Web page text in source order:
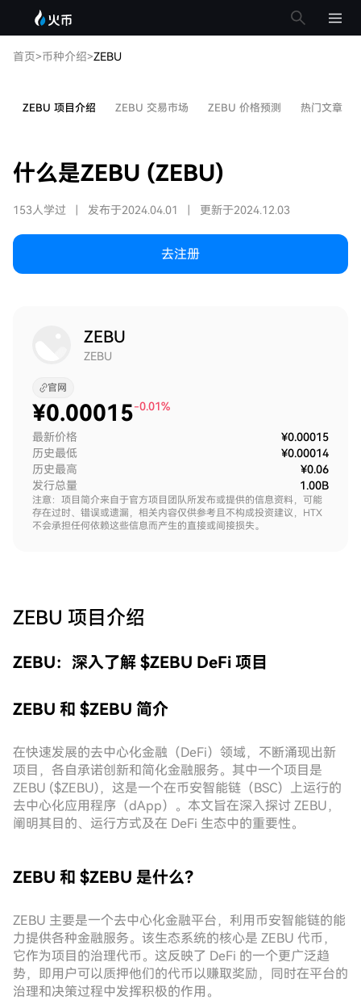
首页>币种介绍>ZEBU
ZEBU 项目介绍 ZEBU 交易市场 ZEBU 价格预测 热门文章
什么是ZEBU (ZEBU)
153人学过 发布于2024.04.01 更新于2024.12.03
去注册
ZEBU
ZEBU
官网
¥0.00015-0.01%
最新价格
¥0.00015
历史最低
¥0.00014
历史最高
¥0.06
发行总量
1.00B
注意：项目简介来自于官方项目团队所发布或提供的信息资料，可能
存在过时、错误或遗漏，相关内容仅供参考且不构成投资建议，HTX
不会承担任何依赖这些信息而产生的直接或间接损失。
ZEBU 项目介绍
ZEBU：深入了解 $ZEBU DeFi 项目
ZEBU 和 $ZEBU 简介
在快速发展的去中心化金融（DeFi）领域，不断涌现出新
项目，各自承诺创新和简化金融服务。其中一个项目是
ZEBU ($ZEBU)，这是一个在币安智能链（BSC）上运行的
去中心化应用程序（dApp）。本文旨在深入探讨 ZEBU，
阐明其目的、运行方式及在 DeFi 生态中的重要性。
ZEBU 和 $ZEBU 是什么？
ZEBU 主要是一个去中心化金融平台，利用币安智能链的能
力提供各种金融服务。该生态系统的核心是 ZEBU 代币，
它作为项目的治理代币。这反映了 DeFi 的一个更广泛趋
势，即用户可以质押他们的代币以赚取奖励，同时在平台的
治理和决策过程中发挥积极的作用。